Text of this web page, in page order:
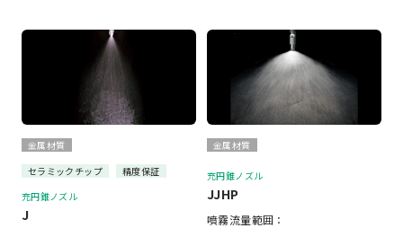
金属材質
セラミックチップ
精度保証
充円錐ノズル
J
金属材質
充円錐ノズル
JJHP
噴霧流量範囲：